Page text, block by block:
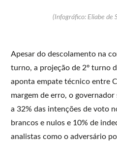
(Infográfico: Eliabe de
Apesar do descolamento na
turno, a projeção de 2º turno
aponta empate técnico entre
margem de erro, o
a 32% das intenções de voto
brancos e nulos e 10% de
analistas como o adversário